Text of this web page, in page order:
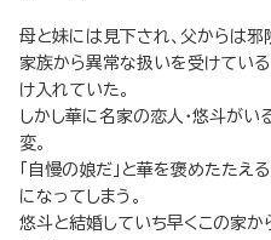
母と妹には見下され、父からは邪
家族から異常な扱いを受けてい
け入れていた。
しかし華に名家の恋人・悠斗が
変。
「自慢の娘だ」と華を褒めたたえ
になってしまう。
悠斗と結婚していち早くこの家か